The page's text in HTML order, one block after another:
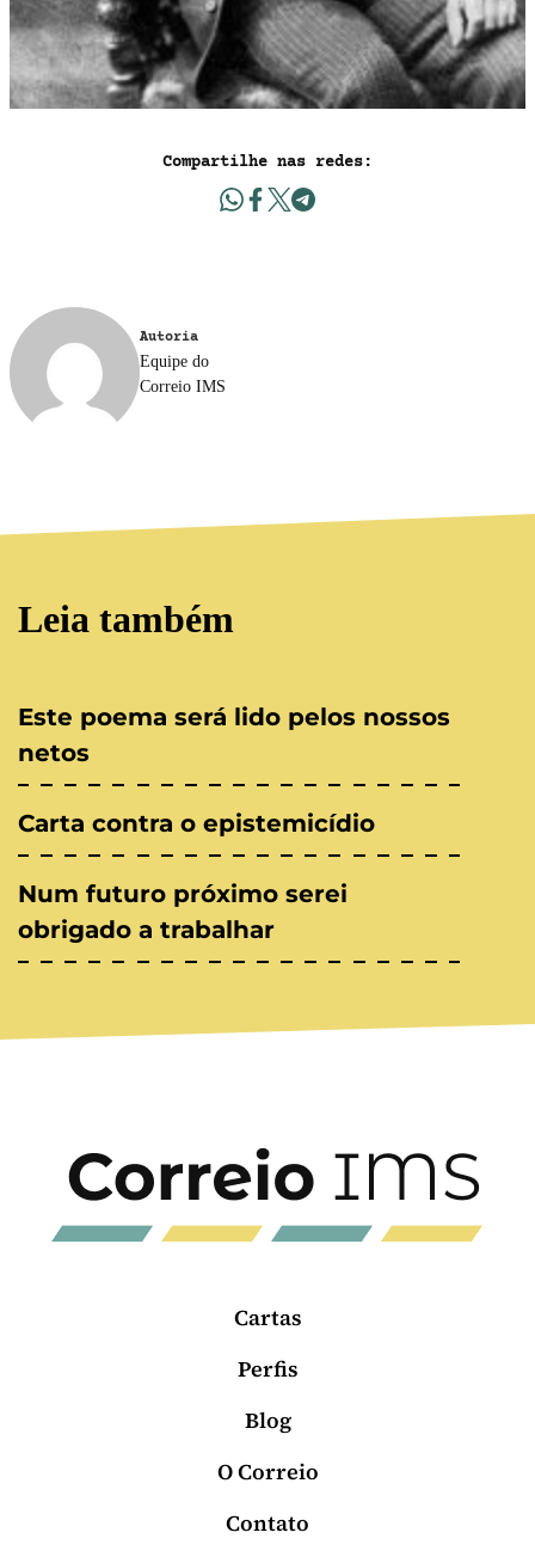
Compartilhe nas redes:
Autoria
Equipe do
Correio IMS
Leia também
Este poema será lido pelos nossos
netos
Carta contra o epistemicídio
Num futuro próximo serei
obrigado a trabalhar
Cartas
Perfis
Blog
O Correio
Contato